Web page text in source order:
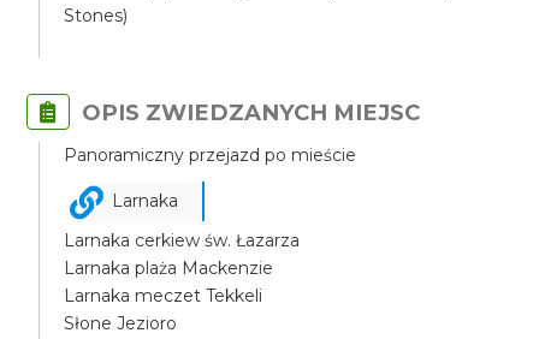
Stones)
OPIS ZWIEDZANYCH MIEJSC
Panoramiczny przejazd po mieście
Larnaka
Larnaka cerkiew św. Łazarza
Larnaka plaża Mackenzie
Larnaka meczet Tekkeli
Słone Jezioro